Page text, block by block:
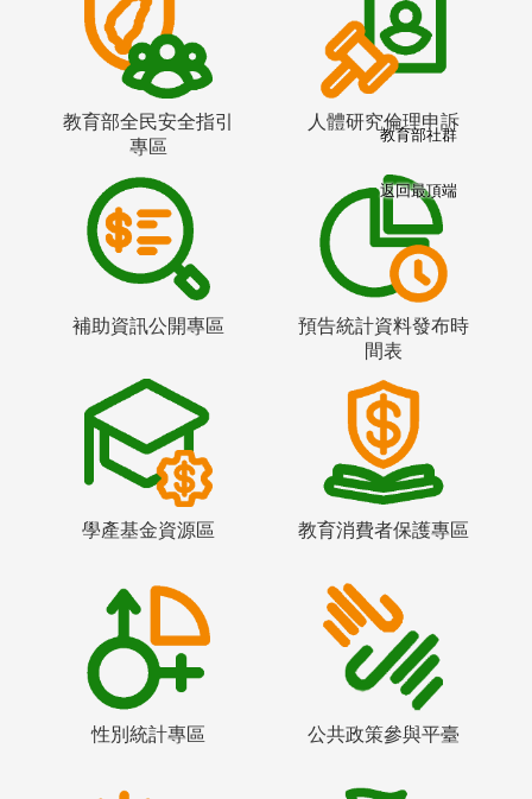
教育部全民安全指引
專區
人體研究倫理申訴
補助資訊公開專區
預告統計資料發布時
間表
學產基金資源區 教育消費者保護專區
性別統計專區 公共政策參與平臺
教育部社群
返回最頂端